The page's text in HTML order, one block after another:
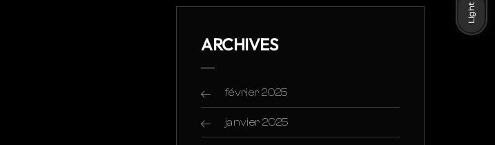
ARCHIVES
février 2025
janvier 2025
Light